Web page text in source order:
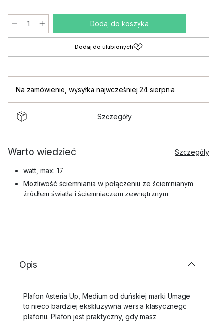
Dodaj do koszyka
Dodaj do ulubionych
Na zamówienie wysyłka najwcześniej 24 sierpnia
Szczegóły
Warto wiedzieć Szczegóły
watt, max: 17
Możliwość ściemniania w połączeniu ze ściemnianym
źródłem światła i ściemniaczem zewnętrznym
Opis
Plafon Asteria Up, Medium od duńskiej marki Umage
to nieco bardziej ekskluzywna wersja klasycznego
plafonu. Plafon jest praktyczny, gdy masz